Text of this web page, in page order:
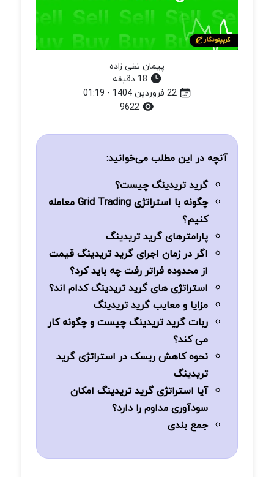
پیمان تقی زاده
22 فروردین 1404 - 01:19
آنچه در این مطلب می‌خوانید:
گرید تریدینگ چیست؟
چگونه با استراتژی Grid Trading معامله
کنیم؟
پارامترهای گرید تریدینگ
اگر در زمان اجرای گرید تریدینگ قیمت
از محدوده فراتر رفت چه باید کرد؟
استراتژی های گرید تریدینگ کدام اند؟
مزایا و معایب گرید تریدینگ
ربات‌ گرید تریدینگ چیست و چگونه کار
می ‌کند؟
نحوه کاهش ریسک در استراتژی گرید
تریدینگ
آیا استراتژی گرید تریدینگ امکان
سودآوری مداوم را دارد؟
جمع بندی